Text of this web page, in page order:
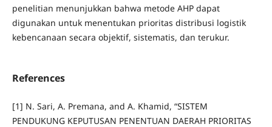
penelitian menunjukkan bahwa metode AHP dapat
digunakan untuk menentukan prioritas distribusi logistik
kebencanaan secara objektif, sistematis, dan terukur.
References
[1] N. Sari, A. Premana, and A. Khamid, “SISTEM
PENDUKUNG KEPUTUSAN PENENTUAN DAERAH PRIORITAS